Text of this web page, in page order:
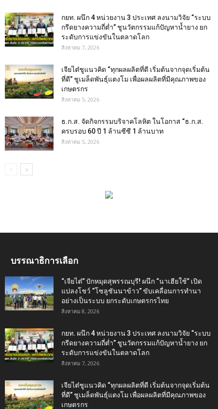
กยท. ผนึก 4 หน่วยงาน 3 ประเทศ ลงนามวิจัย “ระบบ
กรีดยางความถี่ต่ำ” ชูนวัตกรรมแก้ปัญหาน้ำยาง ยก
ระดับการแข่งขันในตลาดโลก
สิงหาคม 7, 2026
เจียไต๋ชูแนวคิด “ทุกผลผลิตที่ดี เริ่มต้นจากจุดเริ่มต้น
ที่ดี” ชูเมล็ดพันธุ์แตงโม เพื่อผลผลิตที่มีคุณภาพของ
เกษตรกร
สิงหาคม 5, 2026
ธ.ก.ส. จัดกิจกรรมบริจาคโลหิต ในโอกาส “ธ.ก.ส.
ครบรอบ 60 ปี 1 ล้านซีซี 1 ล้านบาท
สิงหาคม 5, 2026
บรรณาธิการเลือก
“เจียไต๋” ปักหมุดสุพรรณบุรี! ผนึก “นาเฮียใช้” เปิด
แปลงโชว์ “โซลูชันนาข้าว” ขับเคลื่อนการทำนา
อย่างเป็นระบบ ยกระดับเกษตรกรไทย
สิงหาคม 8, 2026
กยท. ผนึก 4 หน่วยงาน 3 ประเทศ ลงนามวิจัย “ระบบ
กรีดยางความถี่ต่ำ” ชูนวัตกรรมแก้ปัญหาน้ำยาง ยก
ระดับการแข่งขันในตลาดโลก
สิงหาคม 7, 2026
เจียไต๋ชูแนวคิด “ทุกผลผลิตที่ดี เริ่มต้นจากจุดเริ่มต้น
ที่ดี” ชูเมล็ดพันธุ์แตงโม เพื่อผลผลิตที่มีคุณภาพของ
เกษตรกร